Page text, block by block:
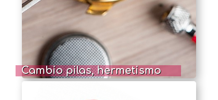
Cambio pilas, hermetismo